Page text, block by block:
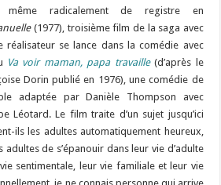
radicalement de registre en
(1977), troisième film de la saga avec
réalisateur se lance dans la comédie avec
Va voir maman, papa travaille(d’après le
Dorin publié en 1976), une comédie de
adaptée par Danièle Thompson avec
Léotard. Le film traite d’un sujet jusqu’ici
ils les adultes automatiquement heureux,
adultes de s’épanouir dans leur vie d’adulte
sentimentale, leur vie familiale et leur vie